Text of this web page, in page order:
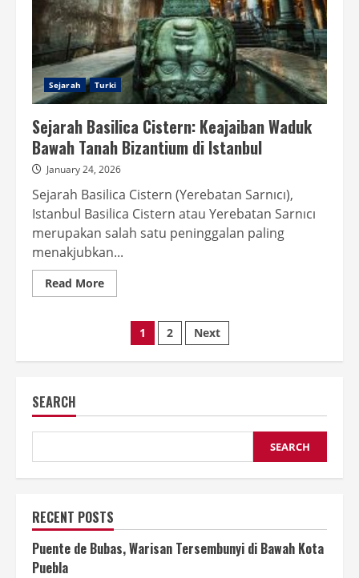
Sejarah Turki
Sejarah Basilica Cistern: Keajaiban Waduk
Bawah Tanah Bizantium di Istanbul
January 24, 2026
Sejarah Basilica Cistern (Yerebatan Sarnıcı),
Istanbul Basilica Cistern atau Yerebatan Sarnıcı
merupakan salah satu peninggalan paling
menakjubkan...
Read MoreRead
more
Basilica
Cistern:
Keajaiban
Waduk
Istanbul
Posts
pagination
1 2 Next
SEARCH
SEARCH
RECENT POSTS
Puente de Bubas, Warisan Tersembunyi di Bawah Kota
Puebla